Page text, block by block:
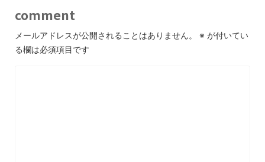
comment
メールアドレスが公開されることはありません。 ※ が付いてい
る欄は必須項目です